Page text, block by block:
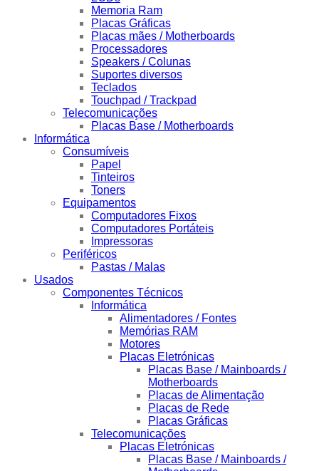
Memoria Ram
Placas Gráficas
Placas mães / Motherboards
Processadores
Speakers / Colunas
Suportes diversos
Teclados
Touchpad / Trackpad
Telecomunicações
Placas Base / Motherboards
Informática
Consumíveis
Papel
Tinteiros
Toners
Equipamentos
Computadores Fixos
Computadores Portáteis
Impressoras
Periféricos
Pastas / Malas
Usados
Componentes Técnicos
Informática
Alimentadores / Fontes
Memórias RAM
Motores
Placas Eletrónicas
Placas Base / Mainboards /
Motherboards
Placas de Alimentação
Placas de Rede
Placas Gráficas
Telecomunicações
Placas Eletrónicas
Placas Base / Mainboards /